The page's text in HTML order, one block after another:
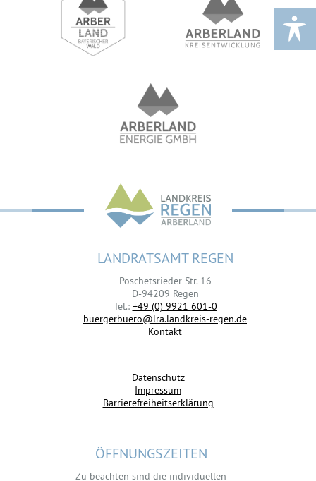
LANDRATSAMT REGEN
Poschetsrieder Str. 16
D-94209 Regen
Tel.: +49 (0) 9921 601-0
buergerbuero@lra.landkreis-regen.de
Kontakt
Datenschutz
Impressum
Barrierefreiheitserklärung
ÖFFNUNGSZEITEN
Zu beachten sind die individuellen